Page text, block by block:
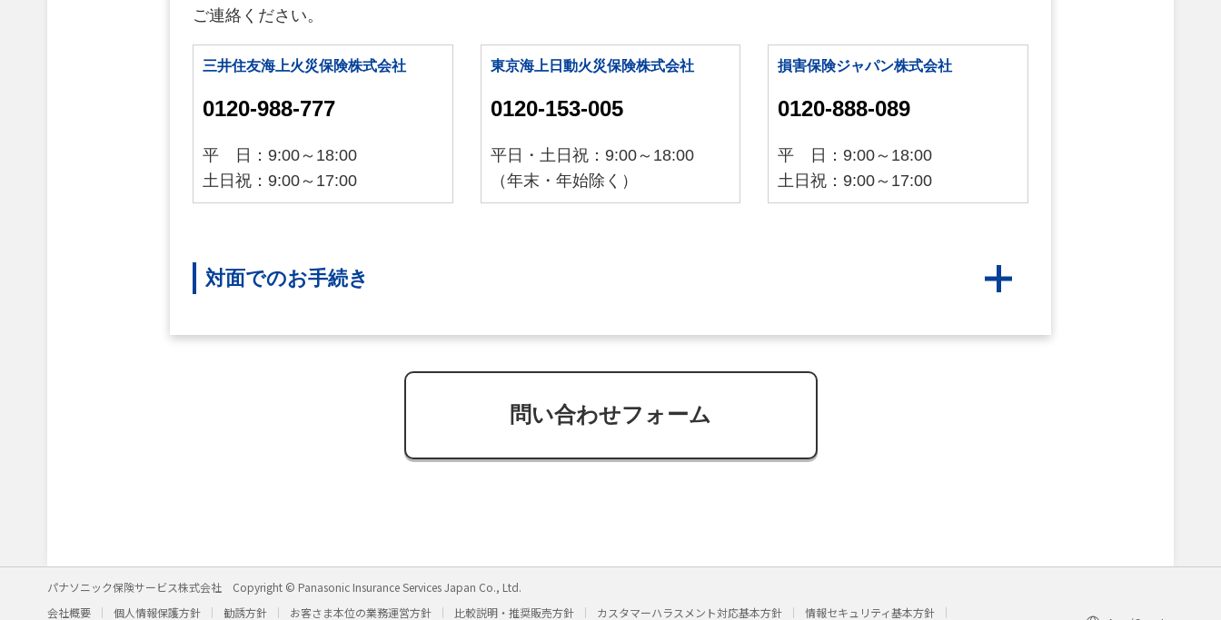
ご連絡ください。
三井住友海上火災保険株式会社
0120-988-777
平 日：9:00～18:00
土日祝：9:00～17:00
東京海上日動火災保険株式会社
0120-153-005
平日・土日祝：9:00～18:00
（年末・年始除く）
損害保険ジャパン株式会社
0120-888-089
平 日：9:00～18:00
土日祝：9:00～17:00
対面でのお手続き
問い合わせフォーム
パナソニック保険サービス株式会社
Copyright © Panasonic Insurance Services Japan Co., Ltd.
会社概要
個人情報保護方針 勧誘方針 お客さま本位の業務運営方針 比較説明・推奨販売方針 カスタマーハラスメント対応基本方針 情報セキュリティ基本方針